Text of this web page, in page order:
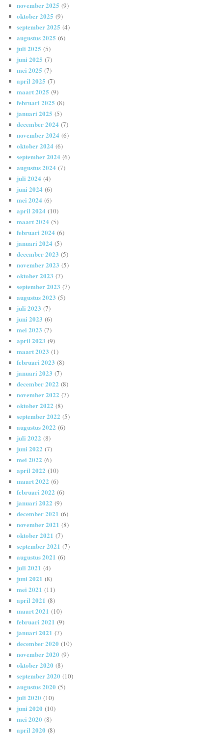
november 2025 (9)
oktober 2025 (9)
september 2025 (4)
augustus 2025 (6)
juli 2025 (5)
juni 2025 (7)
mei 2025 (7)
april 2025 (7)
maart 2025 (9)
februari 2025 (8)
januari 2025 (5)
december 2024 (7)
november 2024 (6)
oktober 2024 (6)
september 2024 (6)
augustus 2024 (7)
juli 2024 (4)
juni 2024 (6)
mei 2024 (6)
april 2024 (10)
maart 2024 (5)
februari 2024 (6)
januari 2024 (5)
december 2023 (5)
november 2023 (5)
oktober 2023 (7)
september 2023 (7)
augustus 2023 (5)
juli 2023 (7)
juni 2023 (6)
mei 2023 (7)
april 2023 (9)
maart 2023 (1)
februari 2023 (8)
januari 2023 (7)
december 2022 (8)
november 2022 (7)
oktober 2022 (8)
september 2022 (5)
augustus 2022 (6)
juli 2022 (8)
juni 2022 (7)
mei 2022 (6)
april 2022 (10)
maart 2022 (6)
februari 2022 (6)
januari 2022 (9)
december 2021 (6)
november 2021 (8)
oktober 2021 (7)
september 2021 (7)
augustus 2021 (6)
juli 2021 (4)
juni 2021 (8)
mei 2021 (11)
april 2021 (8)
maart 2021 (10)
februari 2021 (9)
januari 2021 (7)
december 2020 (10)
november 2020 (9)
oktober 2020 (8)
september 2020 (10)
augustus 2020 (5)
juli 2020 (10)
juni 2020 (10)
mei 2020 (8)
april 2020 (8)